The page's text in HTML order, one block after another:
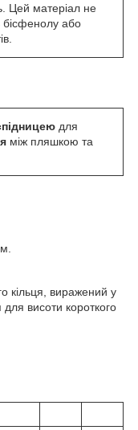
Цей матеріал не
бісфенолу або
для
між пляшкою та
кільця, виражений у
висоти короткого